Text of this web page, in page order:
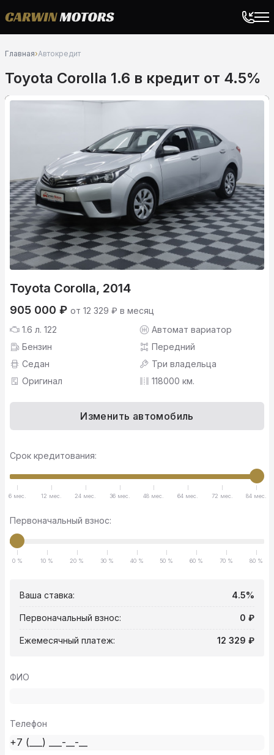
Главная›Автокредит
Toyota Corolla 1.6 в кредит от 4.5%
Toyota Corolla, 2014
905 000 ₽ от 12 329 ₽ в месяц
1.6 л. 122
Автомат вариатор
Бензин
Передний
Седан
Три владельца
Оригинал
118000 км.
Изменить автомобиль
Срок кредитования:
6 мес. 12 мес. 24 мес. 36 мес. 48 мес. 64 мес. 72 мес. 84 мес.
Первоначальный взнос:
0 % 10 % 20 % 30 % 40 % 50 % 60 % 70 % 80 %
Ваша ставка: 4.5%
Первоначальный взнос: 0 ₽
Ежемесячный платеж: 12 329 ₽
ФИО
Телефон